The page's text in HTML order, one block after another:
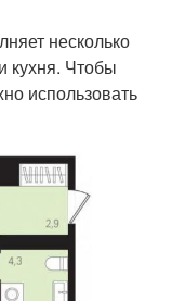
несколько
кухня. Чтобы
использовать